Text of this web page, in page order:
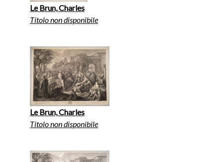
Le Brun, Charles
Titolo non disponibile
Le Brun, Charles
Titolo non disponibile